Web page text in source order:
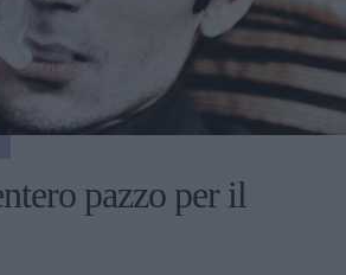
pazzo per il